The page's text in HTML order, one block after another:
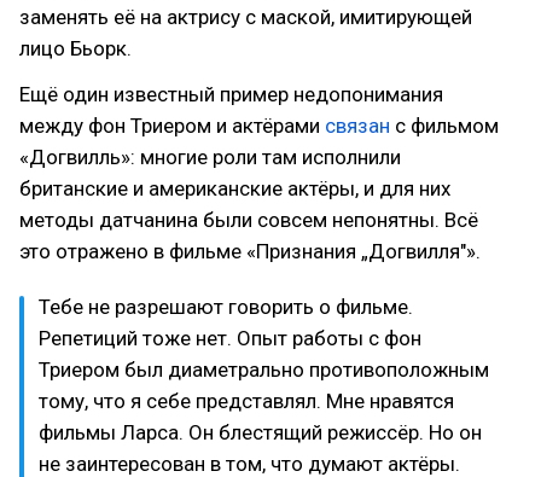
заменять её на актрису с маской, имитирующей
лицо Бьорк.
Ещё один известный пример недопонимания
между фон Триером и актёрами связан с фильмом
«Догвилль»: многие роли там исполнили
британские и американские актёры, и для них
методы датчанина были совсем непонятны. Всё
это отражено в фильме «Признания „Догвилля"».
Тебе не разрешают говорить о фильме.
Репетиций тоже нет. Опыт работы с фон
Триером был диаметрально противоположным
тому, что я себе представлял. Мне нравятся
фильмы Ларса. Он блестящий режиссёр. Но он
не заинтересован в том, что думают актёры.